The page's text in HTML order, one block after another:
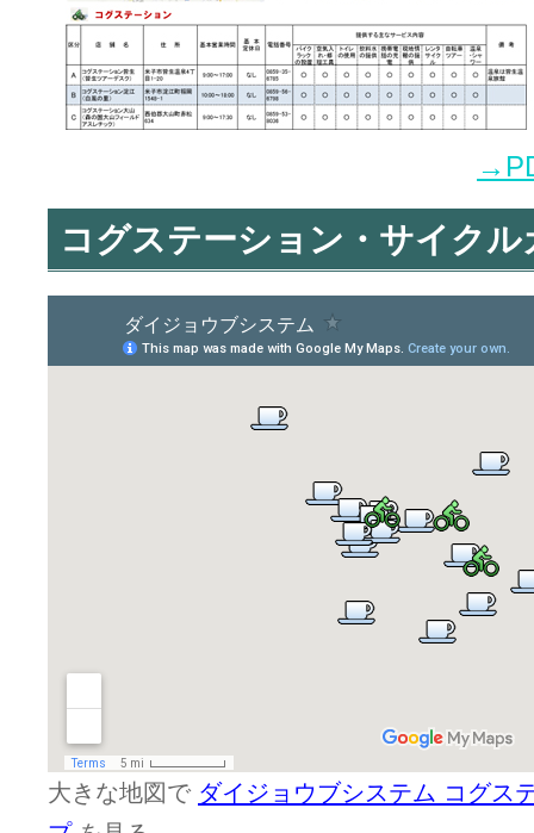
コグステーション・サイク
大きな地図で ダイジョウブシステム コグス